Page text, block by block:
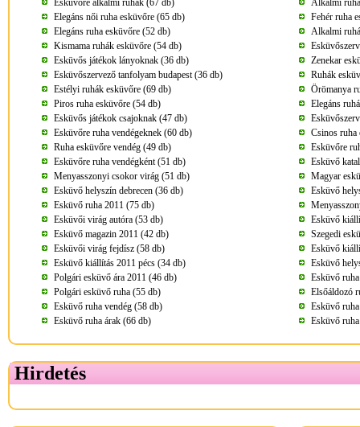
Esküvőre alkalmi ruhák (67 db)
Alkalmi
Elegáns női ruha esküvőre (65 db)
Fehér ruha
Elegáns ruha esküvőre (52 db)
Alkalmi
Kismama ruhák esküvőre (54 db)
Esküvős játékok lányoknak (36 db)
Zenekar
Esküvőszervező tanfolyam budapest (36 db)
Ruhák
Estélyi ruhák esküvőre (69 db)
Örömanya
Piros ruha esküvőre (54 db)
Elegáns
Esküvős játékok csajoknak (47 db)
Esküvőre ruha vendégeknek (60 db)
Csinos ruha
Ruha esküvőre vendég (49 db)
Esküvőre
Esküvőre ruha vendégként (51 db)
Esküvő
Menyasszonyi csokor virág (51 db)
Magyar
Esküvő helyszín debrecen (36 db)
Esküvő
Esküvő ruha 2011 (75 db)
Esküvői virág autóra (53 db)
Esküvő
Esküvő magazin 2011 (42 db)
Szegedi
Esküvői virág fejdísz (58 db)
Esküvő
Esküvő kiállítás 2011 pécs (34 db)
Esküvő
Polgári esküvő ára 2011 (46 db)
Esküvő
Polgári esküvő ruha (55 db)
Elsőáldozó
Esküvő ruha vendég (58 db)
Esküvő
Esküvő ruha árak (66 db)
Esküvő
Hirdetés